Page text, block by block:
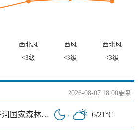
西北风 西风
西北风
<3级 <3级 <3级
2026-08-07 18:00更新
大亮子河国家森林公园 / 6/21°C